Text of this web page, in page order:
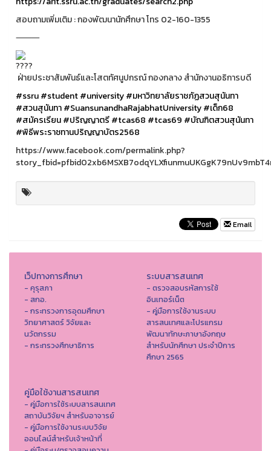
สอบถามเพิ่มเติม : กองพัฒนานักศึกษา โทร 02-160-1355
⸻
ฝ่ายประชาสัมพันธ์และโสตทัศนูปกรณ์ กองกลาง สำนักงานอธิการบดี
#ssru#student#university#มหาวิทยาลัยราชภัฏสวนสุนันทา
#สวนสุนันทา#SuansunandhaRajabhatUniversity#เด็ก68
#สมัครเรียน#ปริญญาตรี#tcas68 #tcas69 #บัณฑิตสวนสุนันทา
#พิธีพระราชทานปริญญาบัตร2568
https://www.facebook.com/permalink.php?
Email
เว็ปทางการศึกษา
- คุรุสภา
- สกอ.
- กระทรวงการอุดมศึกษา
วิทยาศาสตร์ วิจัยและ
นวัตกรรม
- กระทรวงศึกษาธิการ
ระบบสารสนเทศ
- ตรวจสอบรหัสการใช้
อินเทอร์เน็ต
- คู่มือการใช้งานระบบ
สารสนเทศและโปรแกรม
พัฒนาทักษะภาษาอังกฤษ
สำหรับนักศึกษา ประจำปีการ
ศึกษา 2565
คู่มือใช้งานสารสนเทศ
- คู่มือการใช้ระบบสารสนเทศ
สถาบันวิจัยฯ สำหรับอาจารย์
- คู่มือการใช้งานระบบวิจัย
ออนไลน์สำหรับเจ้าหน้าที่